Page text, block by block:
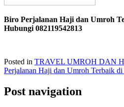
Biro Perjalanan Haji dan Umroh
Hubungi 082119542813
Posted in TRAVEL UMROH DAN
Perjalanan Haji dan Umroh Terbaik
Post navigation